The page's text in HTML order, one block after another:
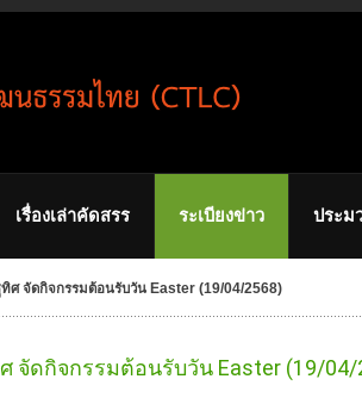
เรื่องเล่าคัดสรร ระเบียงข่าว ประม
ศ จัดกิจกรรมต้อนรับวัน Easter (19/04/2568)
จัดกิจกรรมต้อนรับวัน Easter (19/04/